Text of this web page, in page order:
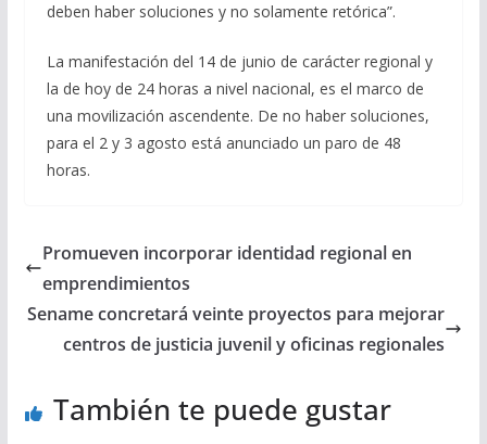
deben haber soluciones y no solamente retórica”.
La manifestación del 14 de junio de carácter regional y
la de hoy de 24 horas a nivel nacional, es el marco de
una movilización ascendente. De no haber soluciones,
para el 2 y 3 agosto está anunciado un paro de 48
horas.
Promueven incorporar identidad regional en
emprendimientos
Sename concretará veinte proyectos para mejorar
centros de justicia juvenil y oficinas regionales
También te puede gustar